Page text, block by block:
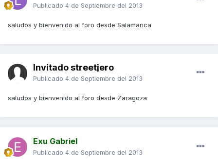
Publicado 4 de Septiembre del 2013
saludos y bienvenido al foro desde Salamanca
Invitado streetjero
Publicado 4 de Septiembre del 2013
saludos y bienvenido al foro desde Zaragoza
Exu Gabriel
Publicado 4 de Septiembre del 2013